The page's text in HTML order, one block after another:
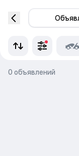
0 объявлений